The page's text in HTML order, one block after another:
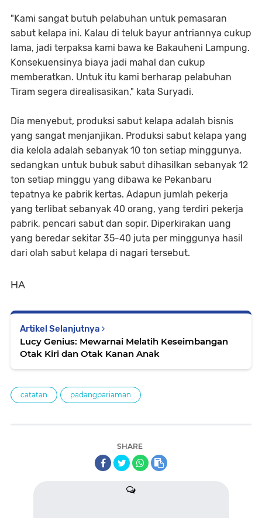
"Kami sangat butuh pelabuhan untuk pemasaran
sabut kelapa ini. Kalau di teluk bayur antriannya cukup
lama, jadi terpaksa kami bawa ke Bakauheni Lampung.
Konsekuensinya biaya jadi mahal dan cukup
memberatkan. Untuk itu kami berharap pelabuhan
Tiram segera direalisasikan," kata Suryadi.
Dia menyebut, produksi sabut kelapa adalah bisnis
yang sangat menjanjikan. Produksi sabut kelapa yang
dia kelola adalah sebanyak 10 ton setiap minggunya,
sedangkan untuk bubuk sabut dihasilkan sebanyak 12
ton setiap minggu yang dibawa ke Pekanbaru
tepatnya ke pabrik kertas. Adapun jumlah pekerja
yang terlibat sebanyak 40 orang, yang terdiri pekerja
pabrik, pencari sabut dan sopir. Diperkirakan uang
yang beredar sekitar 35-40 juta per minggunya hasil
dari olah sabut kelapa di nagari tersebut.
HA
Artikel Selanjutnya
Lucy Genius: Mewarnai Melatih Keseimbangan
Otak Kiri dan Otak Kanan Anak
catatan padangpariaman
SHARE